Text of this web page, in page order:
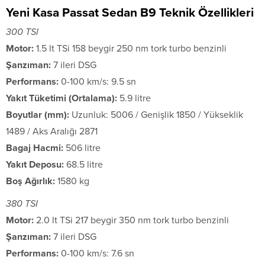
Yeni Kasa Passat Sedan B9 Teknik Özellikleri
300 TSI
Motor: 1.5 lt TSi 158 beygir 250 nm tork turbo benzinli
Şanzıman: 7 ileri DSG
Performans: 0-100 km/s: 9.5 sn
Yakıt Tüketimi (Ortalama): 5.9 litre
Boyutlar (mm): Uzunluk: 5006 / Genişlik 1850 / Yükseklik
1489 / Aks Aralığı 2871
Bagaj Hacmi: 506 litre
Yakıt Deposu: 68.5 litre
Boş Ağırlık: 1580 kg
380 TSI
Motor: 2.0 lt TSi 217 beygir 350 nm tork turbo benzinli
Şanzıman: 7 ileri DSG
Performans: 0-100 km/s: 7.6 sn